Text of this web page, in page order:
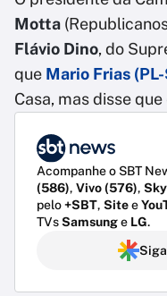
Motta
Flávio Dino, do
que Mario Frias (PL-
Casa, mas disse
Acompanhe o SBT
(586), Vivo (576),
pelo+SBT, Sitee
TVsSamsunge LG.